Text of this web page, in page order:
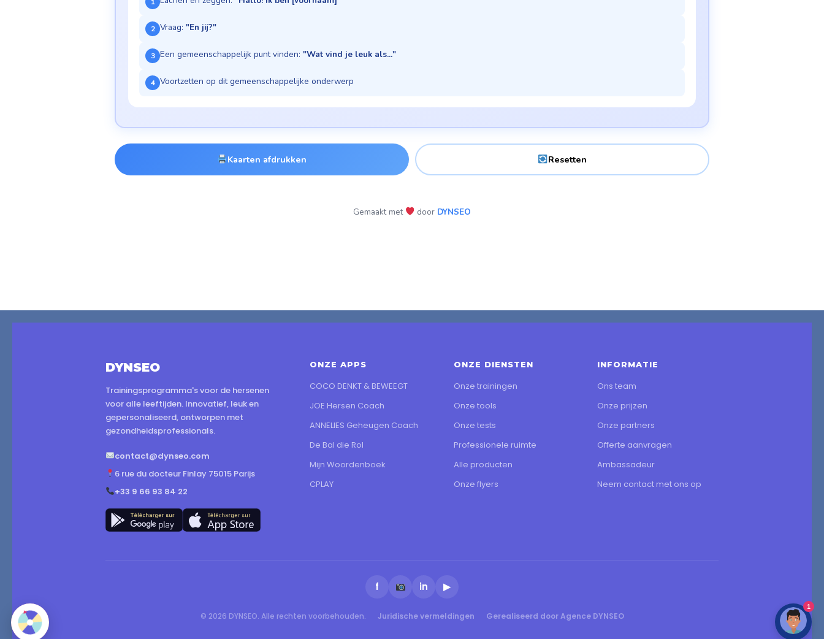
2 Vraag: "En jij?"
3 Een gemeenschappelijk punt vinden: "Wat vind je leuk als..."
4 Voortzetten op dit gemeenschappelijke onderwerp
Kaarten afdrukken Resetten
Gemaakt met door DYNSEO
DYNSEO
Trainingsprogramma's voor de hersenen
voor alle leeftijden. Innovatief, leuk en
gepersonaliseerd, ontworpen met
gezondheidsprofessionals.
contact@dynseo.com
6 rue du docteur Finlay 75015 Parijs
+33 9 66 93 84 22
ONZE APPS
COCO DENKT & BEWEEGT
JOE Hersen Coach
ANNELIES Geheugen Coach
De Bal die Rol
Mijn Woordenboek
CPLAY
ONZE DIENSTEN
Onze trainingen
Onze tools
Onze tests
Professionele ruimte
Alle producten
Onze flyers
INFORMATIE
Ons team
Onze prijzen
Onze partners
Offerte aanvragen
Ambassadeur
Neem contact met ons op
f in ▶
© 2026 DYNSEO. Alle rechten voorbehouden. Juridische vermeldingen Gerealiseerd door Agence DYNSEO
1